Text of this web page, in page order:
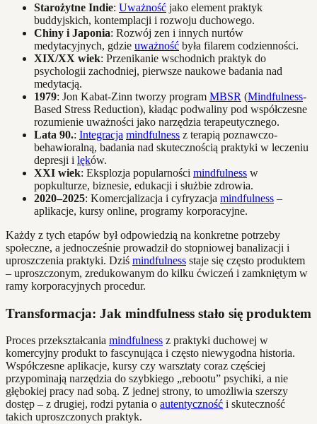
Starożytne Indie: Uważność jako element praktyk
buddyjskich, kontemplacji i rozwoju duchowego.
Chiny i Japonia: Rozwój zen i innych nurtów
medytacyjnych, gdzie uważność była filarem codzienności.
XIX/XX wiek: Przenikanie wschodnich praktyk do
psychologii zachodniej, pierwsze naukowe badania nad
medytacją.
1979: Jon Kabat-Zinn tworzy program MBSR (Mindfulness-
Based Stress Reduction), kładąc podwaliny pod współczesne
rozumienie uważności jako narzędzia terapeutycznego.
Lata 90.: Integracja mindfulness z terapią poznawczo-
behawioralną, badania nad skutecznością praktyki w leczeniu
depresji i lęków.
XXI wiek: Eksplozja popularności mindfulness w
popkulturze, biznesie, edukacji i służbie zdrowia.
2020–2025: Komercjalizacja i cyfryzacja mindfulness –
aplikacje, kursy online, programy korporacyjne.
Każdy z tych etapów był odpowiedzią na konkretne potrzeby
społeczne, a jednocześnie prowadził do stopniowej banalizacji i
uproszczenia praktyki. Dziś mindfulness staje się często produktem
– uproszczonym, zredukowanym do kilku ćwiczeń i zamkniętym w
ramy korporacyjnych procedur.
Transformacja: Jak mindfulness stało się produktem
Proces przekształcania mindfulness z praktyki duchowej w
komercyjny produkt to fascynująca i często niewygodna historia.
Współczesne aplikacje, kursy czy warsztaty coraz częściej
przypominają narzędzia do szybkiego „rebootu” psychiki, a nie
głębokiej pracy nad sobą. Z jednej strony, to umożliwia szerszy
dostęp – z drugiej, rodzi pytania o autentyczność i skuteczność
takich uproszczonych praktyk.